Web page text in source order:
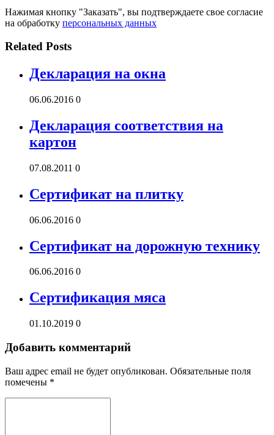
Нажимая кнопку "Заказать", вы подтверждаете свое согласие
на обработку персональных данных
Related Posts
Декларация на окна
06.06.2016 0
Декларация соответствия на
картон
07.08.2011 0
Сертификат на плитку
06.06.2016 0
Сертификат на дорожную технику
06.06.2016 0
Сертификация мяса
01.10.2019 0
Добавить комментарий
Ваш адрес email не будет опубликован. Обязательные поля
помечены *